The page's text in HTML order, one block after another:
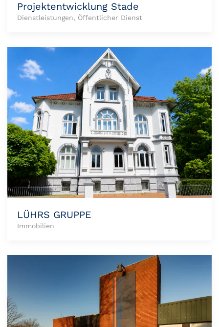
Projektentwicklung Stade
Dienstleistungen, Öffentlicher Dienst
LÜHRS GRUPPE
Immobilien